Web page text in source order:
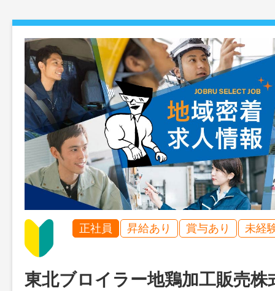
正社員 昇給あり 賞与あり 未経
東北ブロイラー地鶏加工販売株